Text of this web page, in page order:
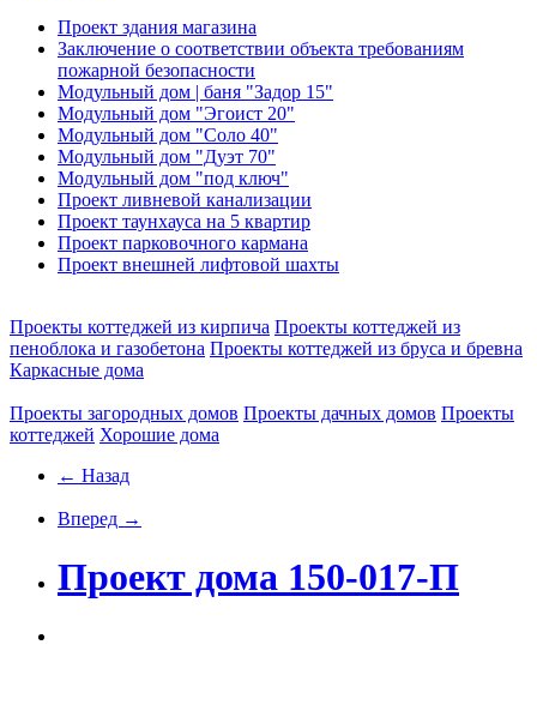
Проект здания магазина
Заключение о соответствии объекта требованиям
пожарной безопасности
Модульный дом | баня "Задор 15"
Модульный дом "Эгоист 20"
Модульный дом "Соло 40"
Модульный дом "Дуэт 70"
Модульный дом "под ключ"
Проект ливневой канализации
Проект таунхауса на 5 квартир
Проект парковочного кармана
Проект внешней лифтовой шахты
Проекты коттеджей из кирпича Проекты коттеджей из
пеноблока и газобетона Проекты коттеджей из бруса и бревна
Каркасные дома
Проекты загородных домов Проекты дачных домов Проекты
коттеджей Хорошие дома
← Назад
Вперед →
Проект дома 150-017-П